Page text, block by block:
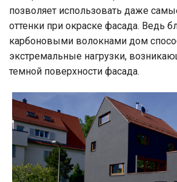
позволяет использовать даже
оттенки при окраске фасада. Ведь
карбоновыми волокнами дом
экстремальные нагрузки,
темной поверхности фасада.